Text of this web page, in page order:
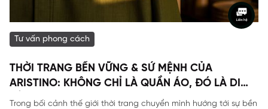
Tư vấn phong cách
THỜI TRANG BỀN VỮNG & SỨ MỆNH CỦA
ARISTINO: KHÔNG CHỈ LÀ QUẦN ÁO, ĐÓ LÀ DI
SẢN
Trong bối cảnh thế giới thời trang chuyển mình hướng tới sự bền